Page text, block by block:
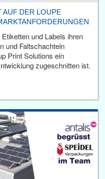
AUF DER LOUPE
und Labels ihren
und Faltschachteln
Print Solutions ein
zugeschnitten ist.